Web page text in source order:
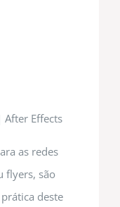
Effects
as redes
flyers, são
deste